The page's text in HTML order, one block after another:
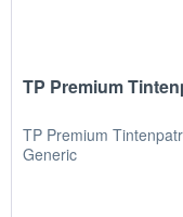
TP Premium
TP Premium
Generic